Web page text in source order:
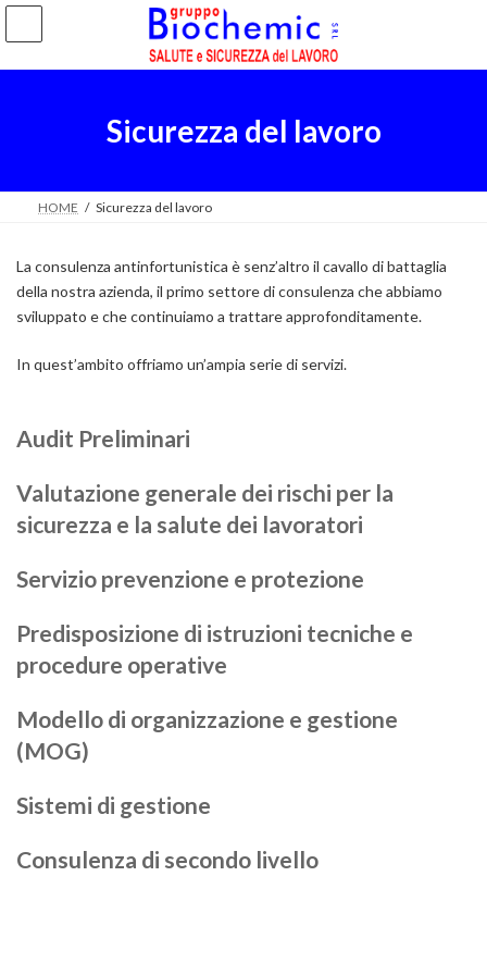
Salta
contenuto
Vai
navigazione
Sicurezza del lavoro
HOME Sicurezza del lavoro
La consulenza antinfortunistica è senz’altro il cavallo di battaglia
della nostra azienda, il primo settore di consulenza che abbiamo
sviluppato e che continuiamo a trattare approfonditamente.
In quest’ambito offriamo un’ampia serie di servizi.
Audit Preliminari
Valutazione generale dei rischi per la
sicurezza e la salute dei lavoratori
Servizio prevenzione e protezione
Predisposizione di istruzioni tecniche e
procedure operative
Modello di organizzazione e gestione
(MOG)
Sistemi di gestione
Consulenza di secondo livello